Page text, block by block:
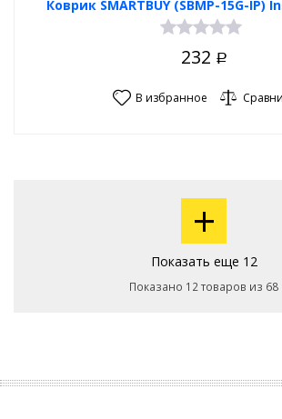
Коврик SMARTBUY (SBMP-15G-IP)
232 Р
В избранное
+
Показать еще 12
Показано 12 товаров из 68